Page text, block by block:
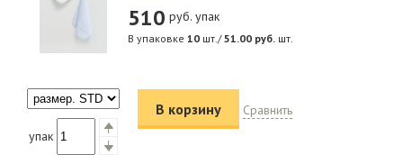
510 руб. упак
В упаковке 10 шт./51.00 руб. шт.
упак
В корзину Сравнить